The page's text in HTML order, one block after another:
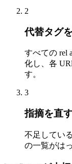
2
代替タグ
すべての rel
化し、各
す。
3
指摘を直
不足してい
の一覧がは